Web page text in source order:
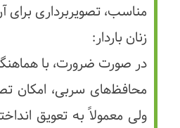
مناسب، تصویربرداری
زنان باردار:
در صورت ضرورت، با
محافظ‌های سربی، امکان
ولی معمولاً به تعویق